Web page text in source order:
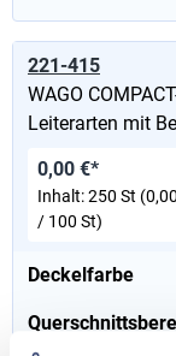
221-415
WAGO
Leiterarten mit
Deckelfarbe
0,00 €*
Inhalt:250 St
/ 100 St)